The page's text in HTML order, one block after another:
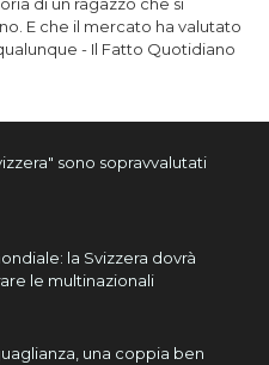
E che il mercato ha valutato
- Il Fatto Quotidiano
sono sopravvalutati
la Svizzera dovrà
le multinazionali
una coppia ben